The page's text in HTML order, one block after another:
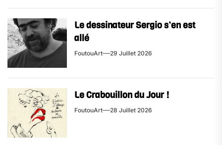
Le dessinateur Sergio s’en est
allé
FoutouArt 29 Juillet 2026
Le Crabouillon du Jour !
FoutouArt 28 Juillet 2026